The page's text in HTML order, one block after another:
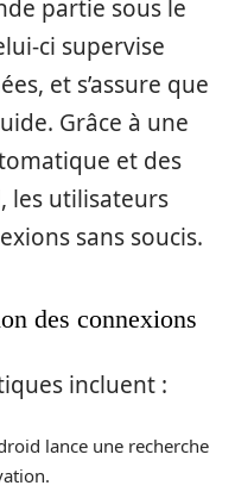
partie sous le
ci supervise
et s’assure que
Grâce à une
et des
les utilisateurs
sans soucis.
des connexions
incluent :
lance une recherche